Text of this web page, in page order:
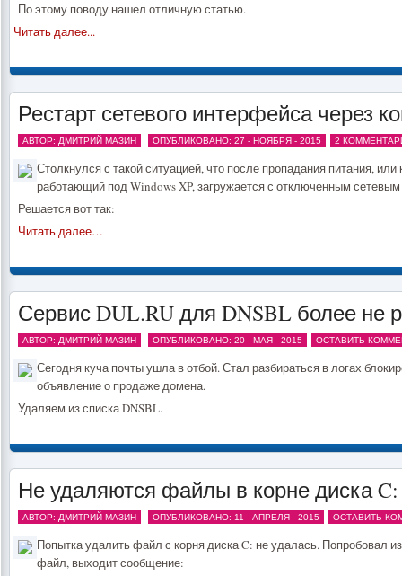
По этому поводу нашел отличную статью.
Читать далее...
Рестарт сетевого интерфейса через
АВТОР: ДМИТРИЙ МАЗИН ОПУБЛИКОВАНО: 27 - НОЯБРЯ - 2015 2
Столкнулся с такой ситуацией, что после пропадания питания, или
работающий под Windows XP, загружается с отключенным
Решается вот так:
Читать далее…
Сервис DUL.RU для DNSBL более не
АВТОР: ДМИТРИЙ МАЗИН ОПУБЛИКОВАНО: 20 - МАЯ - 2015 ОСТАВИТЬ
Сегодня куча почты ушла в отбой. Стал разбираться в логах
объявление о продаже домена.
Удаляем из списка DNSBL.
Не удаляются файлы в корне диска C:
АВТОР: ДМИТРИЙ МАЗИН ОПУБЛИКОВАНО: 11 - АПРЕЛЯ - 2015 ОСТАВИТЬ
Попытка удалить файл с корня диска C: не удалась. Попробовал
файл, выходит сообщение: